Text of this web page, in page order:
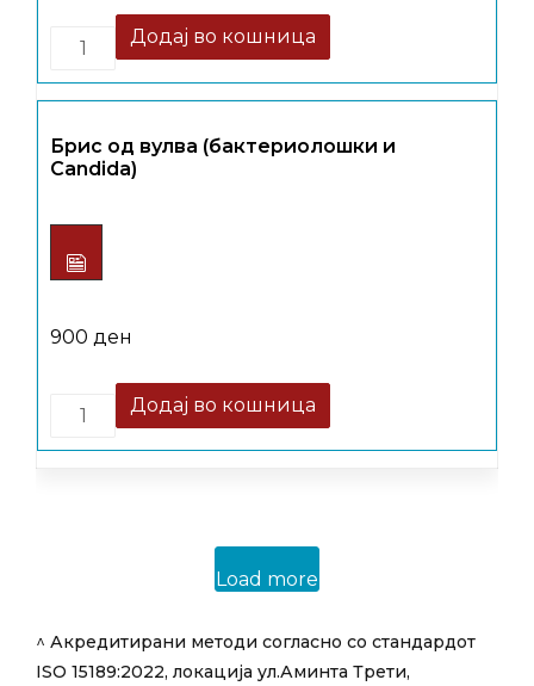
Quantity
Додај во кошница
Брис од вулва (бактериолошки и
Candida)
900 ден
Quantity
Додај во кошница
Load more
^ Акредитирани методи согласно со стандардот
ISO 15189:2022, локација ул.Аминта Трети,